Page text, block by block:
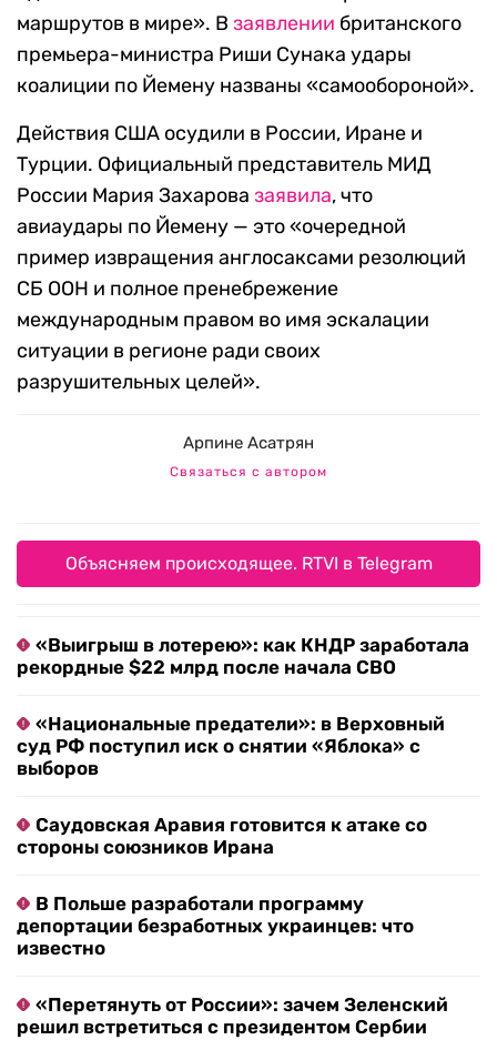
маршрутов в мире». В заявлении британского
премьера-министра Риши Сунака удары
коалиции по Йемену названы «самообороной».
Действия США осудили в России, Иране и
Турции. Официальный представитель МИД
России Мария Захарова заявила, что
авиаудары по Йемену — это «очередной
пример извращения англосаксами резолюций
СБ ООН и полное пренебрежение
международным правом во имя эскалации
ситуации в регионе ради своих
разрушительных целей».
Арпине Асатрян
Связаться с автором
Объясняем происходящее. RTVI в Telegram
«Выигрыш в лотерею»: как КНДР заработала
рекордные $22 млрд после начала СВО
«Национальные предатели»: в Верховный
суд РФ поступил иск о снятии «Яблока» с
выборов
Саудовская Аравия готовится к атаке со
стороны союзников Ирана
В Польше разработали программу
депортации безработных украинцев: что
известно
«Перетянуть от России»: зачем Зеленский
решил встретиться с президентом Сербии